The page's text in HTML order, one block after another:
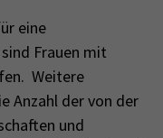
eine
Frauen mit
Weitere
Anzahl der von der
und